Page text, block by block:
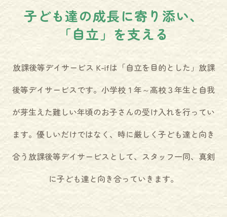
子ども達の成長に寄り添い、
「自立」を支える
放課後等デイサービス K-ifは「自立を目的とした」放課
後等デイサービスです。小学校１年～高校３年生と自我
が芽生えた難しい年頃のお子さんの受け入れを行ってい
ます。優しいだけではなく、時に厳しく子ども達と向き
合う放課後等デイサービスとして、スタッフ一同、真剣
に子ども達と向き合っていきます。